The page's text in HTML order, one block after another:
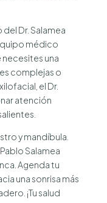
Dr. Salamea
médico
una
complejas o
el Dr.
atención
y mandíbula.
Salamea
Agenda tu
una sonrisa más
¡Tu salud